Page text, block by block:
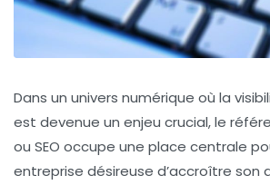
Dans un univers numérique où la
est devenue un enjeu crucial, le
ou SEO occupe une place centrale
entreprise désireuse d’accroître son